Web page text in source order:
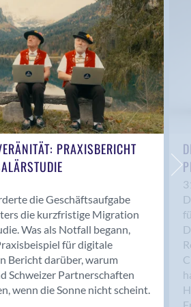
PRAXISBERICHT
die Geschäftsaufgabe
die kurzfristige Migration
Was als Notfall begann,
für digitale
Bericht darüber, warum
Schweizer Partnerschaften
wenn die Sonne nicht scheint.